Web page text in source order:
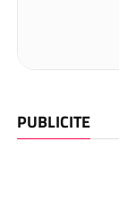
PUBLICITE